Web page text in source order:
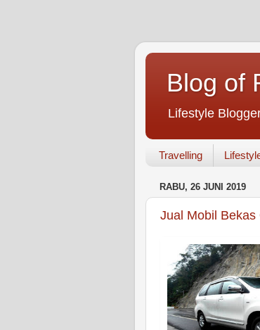
Blog of
Lifestyle
Travelling
RABU, 26 JUNI 2019
Jual Mobil